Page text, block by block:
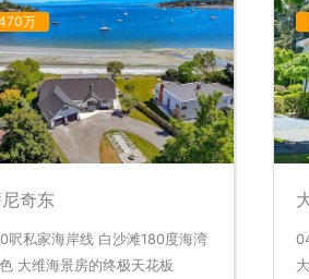
万
奇东
呎私家海岸线 白沙滩180度海湾
大维海景房的终极天花板